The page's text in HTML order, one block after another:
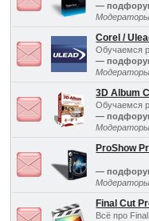
—
Corel /
Обучаемся
—
3D Album
Обучаемся
—
ProShow
—
Final Cut
Всё про